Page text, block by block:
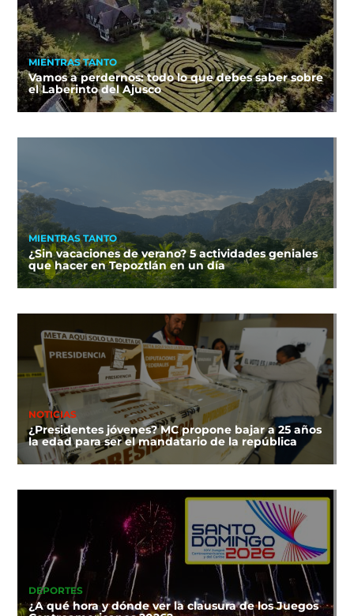
MIENTRAS TANTO
Vamos a perdernos: todo lo que debes saber sobre
el Laberinto del Ajusco
MIENTRAS TANTO
¿Sin vacaciones de verano? 5 actividades geniales
que hacer en Tepoztlán en un día
NOTICIAS
¿Presidentes jóvenes? MC propone bajar a 25 años
la edad para ser el mandatario de la república
DEPORTES
¿A qué hora y dónde ver la clausura de los Juegos